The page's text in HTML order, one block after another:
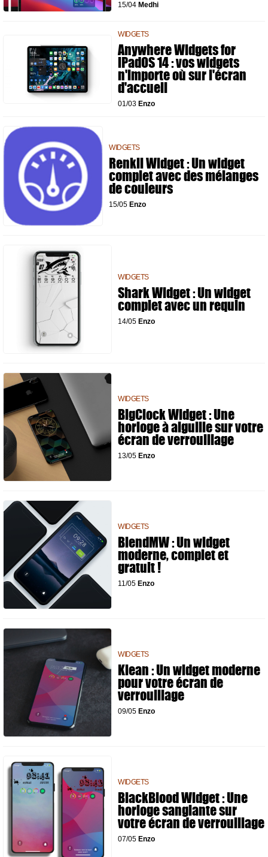
15/04 Medhi
WIDGETS
Anywhere Widgets for
iPadOS 14 : vos widgets
n'importe où sur l'écran
d'accueil
01/03 Enzo
WIDGETS
Renkli Widget : Un widget
complet avec des mélanges
de couleurs
15/05 Enzo
WIDGETS
Shark Widget : Un widget
complet avec un requin
14/05 Enzo
WIDGETS
BigClock Widget : Une
horloge à aiguille sur votre
écran de verrouillage
13/05 Enzo
WIDGETS
BlendMW : Un widget
moderne, complet et
gratuit !
11/05 Enzo
WIDGETS
Klean : Un widget moderne
pour votre écran de
verrouillage
09/05 Enzo
WIDGETS
BlackBlood Widget : Une
horloge sanglante sur
votre écran de verrouillage
07/05 Enzo